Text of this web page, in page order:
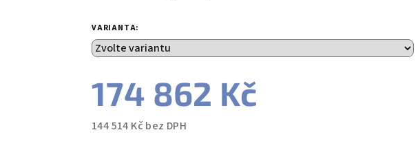
VARIANTA:
174 862 Kč
144 514 Kč bez DPH